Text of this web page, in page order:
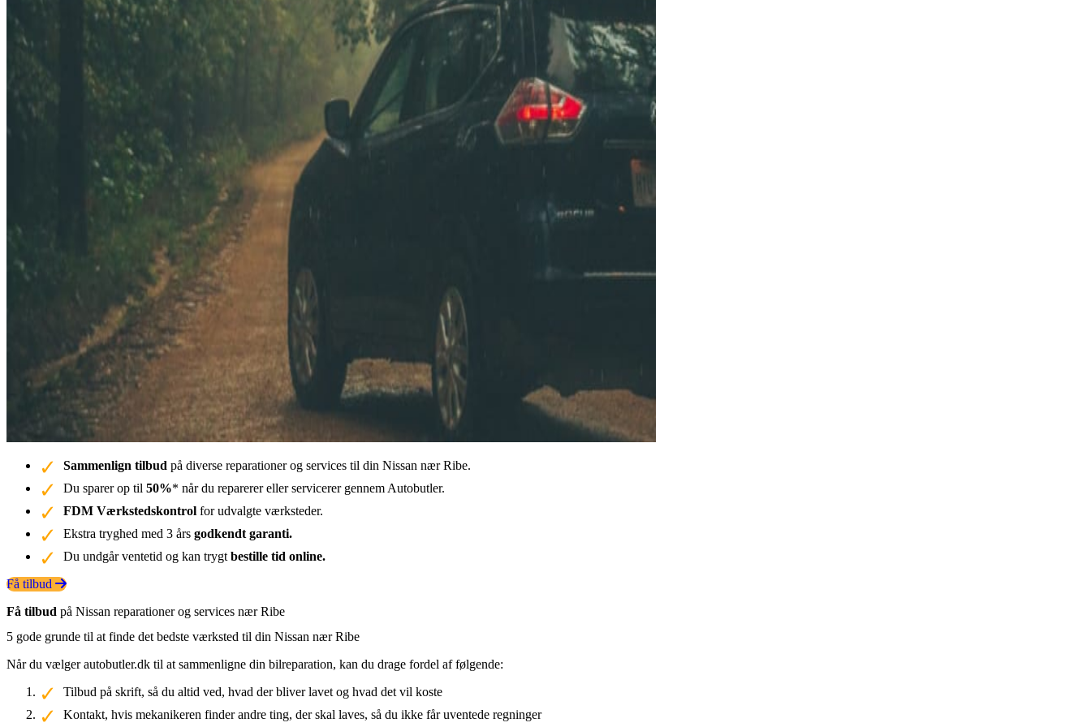
Sammenlign tilbud på diverse reparationer og services til din Nissan nær Ribe.
Du sparer op til 50%* når du reparerer eller servicerer gennem Autobutler.
FDM Værkstedskontrol for udvalgte værksteder.
Ekstra tryghed med 3 års godkendt garanti.
Du undgår ventetid og kan trygt bestille tid online.
Få tilbud
Få tilbud på Nissan reparationer og services nær Ribe
5 gode grunde til at finde det bedste værksted til din Nissan nær Ribe
Når du vælger autobutler.dk til at sammenligne din bilreparation, kan du drage fordel af følgende:
Tilbud på skrift, så du altid ved, hvad der bliver lavet og hvad det vil koste
Kontakt, hvis mekanikeren finder andre ting, der skal laves, så du ikke får uventede regninger